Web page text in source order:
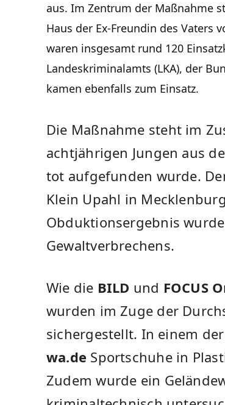
aus. Im Zentrum der Maßnahme
Haus der Ex-Freundin des Vaters
waren insgesamt rund 120
Landeskriminalamts (LKA), der
kamen ebenfalls zum Einsatz.
Die Maßnahme steht im
achtjährigen Jungen aus
tot aufgefunden wurde.
Klein Upahl in
Obduktionsergebnis
Gewaltverbrechens.
Wie die BILD und FOCUS
wurden im Zuge der
sichergestellt. In einem
wa.de Sportschuhe in
Zudem wurde ein